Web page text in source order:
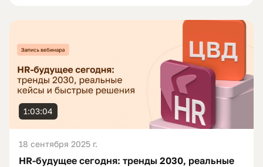
1:03:04
18 сентября 2025 г.
HR-будущее сегодня: тренды 2030, реальные